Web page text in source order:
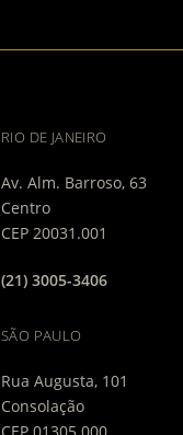
RIO DE JANEIRO
Av. Alm. Barroso, 63
Centro
CEP 20031.001
(21) 3005-3406
SÃO PAULO
Rua Augusta, 101
Consolação